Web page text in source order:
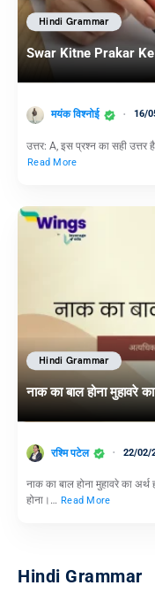
Hindi Grammar
Swar Kitne Prakar Ke
मयंक विश्नोई 16/
उत्तर: A, इस प्रश्न का सही उत्तर
Read More
Hindi Grammar
नाक का बाल होना मुहावरे
रश्मि पटेल 22/02/
नाक का बाल होना मुहावरे का
होना।… Read More
Hindi Grammar